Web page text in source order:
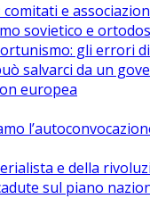
e
sovietico e
gli errori
salvarci da un
europea
e della
sul piano